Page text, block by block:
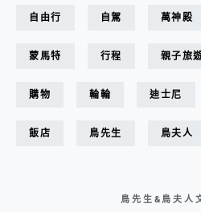
自由行 自駕 萬神殿
蒙馬特 行程 親子旅
購物 輪輪 迪士尼
飯店 鳥先生 鳥夫人
鳥先生&鳥夫人